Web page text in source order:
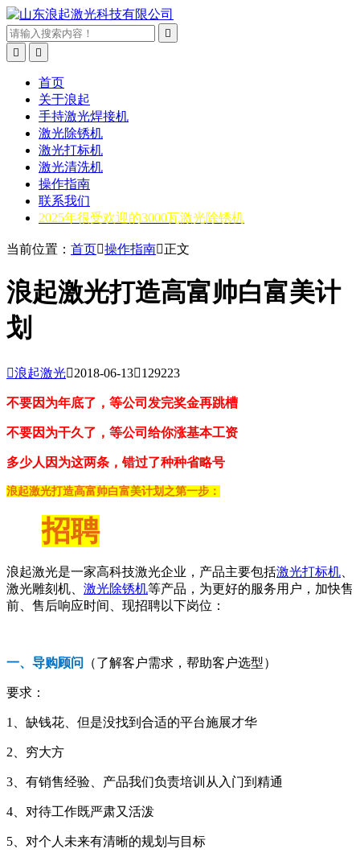



首页
关于浪起
手持激光焊接机
激光除锈机
激光打标机
激光清洗机
操作指南
联系我们
2025年很受欢迎的3000瓦激光除锈机
当前位置： 首页操作指南正文
浪起激光打造高富帅白富美计
划
浪起激光2018-06-13129223
不要因为年底了，等公司发完奖金再跳槽
不要因为干久了，等公司给你涨基本工资
多少人因为这两条，错过了种种省略号
浪起激光打造高富帅白富美计划之第一步：
招聘
浪起激光是一家高科技激光企业，产品主要包括激光打标机
激光雕刻机、 激光除锈机等产品，为更好的服务用户，加快售
前、售后响应时间、现招聘以下岗位：
一、导购顾问 （了解客户需求，帮助客户选型）
要求：
1、缺钱花、但是没找到合适的平台施展才华
2、穷大方
3、有销售经验、产品我们负责培训从入门到精通
4、对待工作既严肃又活泼
5、对个人未来有清晰的规划与目标